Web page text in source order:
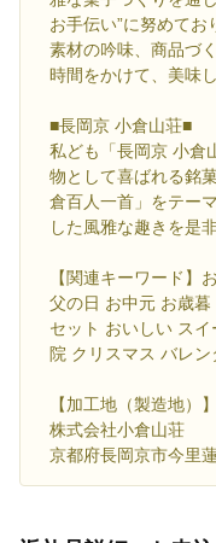
お手伝い”に努めてお
素材の吟味、商品づ
時間をかけて、美味
■長岡京 小倉山荘■
私ども「長岡京 小倉
物として喜ばれる銘
倉百人一首」をテー
した風雅な趣きを是
【関連キーワード】
父の日 お中元 お歳
セット おいしい ス
院 クリスマス バレ
【加工地（製造地）】
株式会社小倉山荘
京都府長岡京市今里